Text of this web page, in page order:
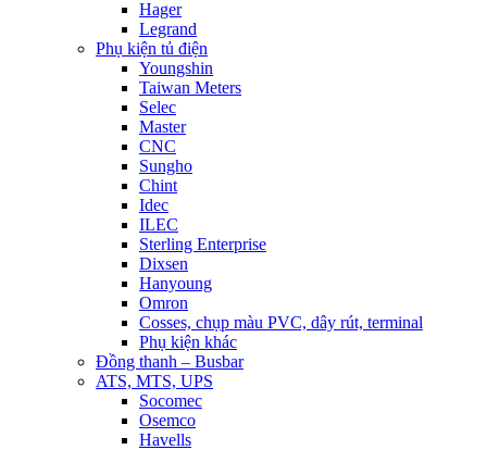
Hager
Legrand
Phụ kiện tủ điện
Youngshin
Taiwan Meters
Selec
Master
CNC
Sungho
Chint
Idec
ILEC
Sterling Enterprise
Dixsen
Hanyoung
Omron
Cosses, chụp màu PVC, dây rút, terminal
Phụ kiện khác
Đồng thanh – Busbar
ATS, MTS, UPS
Socomec
Osemco
Havells